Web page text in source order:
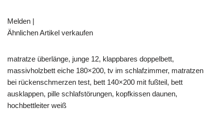
Melden |
Ähnlichen Artikel verkaufen
matratze überlänge, junge 12, klappbares doppelbett,
massivholzbett eiche 180×200, tv im schlafzimmer, matratzen
bei rückenschmerzen test, bett 140×200 mit fußteil, bett
ausklappen, pille schlafstörungen, kopfkissen daunen,
hochbettleiter weiß